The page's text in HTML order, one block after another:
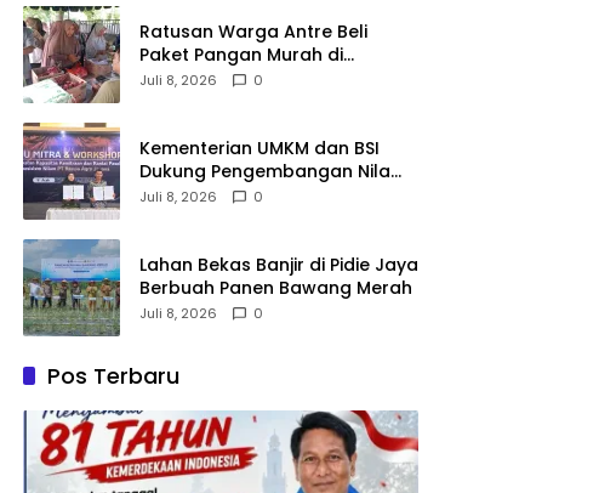
Ratusan Warga Antre Beli
Paket Pangan Murah di
Simpang Tiga
Juli 8, 2026 0
Kementerian UMKM dan BSI
Dukung Pengembangan Nilam
Aceh Bersama PT Razma Agro
Juli 8, 2026 0
Lahan Bekas Banjir di Pidie Jaya
Berbuah Panen Bawang Merah
Juli 8, 2026 0
Pos Terbaru